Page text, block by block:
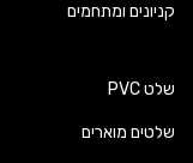
ומתחמים
מוארים